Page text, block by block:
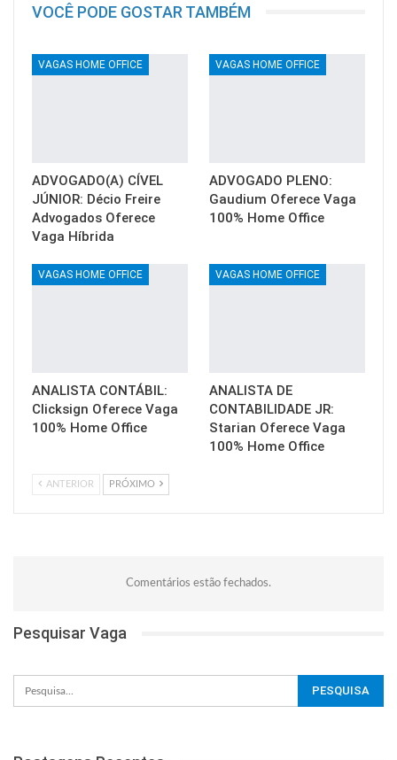
VOCÊ PODE GOSTAR TAMBÉM
VAGAS HOME OFFICE
ADVOGADO(A) CÍVEL
JÚNIOR: Décio Freire
Advogados Oferece
Vaga Híbrida
VAGAS HOME OFFICE
ADVOGADO PLENO:
Gaudium Oferece Vaga
100% Home Office
VAGAS HOME OFFICE
ANALISTA CONTÁBIL:
Clicksign Oferece Vaga
100% Home Office
VAGAS HOME OFFICE
ANALISTA DE
CONTABILIDADE JR:
Starian Oferece Vaga
100% Home Office
ANTERIOR PRÓXIMO
Comentários estão fechados.
Pesquisar Vaga